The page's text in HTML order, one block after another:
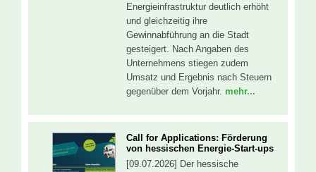
Energieinfrastruktur deutlich erhöht
und gleichzeitig ihre
Gewinnabführung an die Stadt
gesteigert. Nach Angaben des
Unternehmens stiegen zudem
Umsatz und Ergebnis nach Steuern
gegenüber dem Vorjahr. mehr...
Call for Applications: Förderung
von hessischen Energie-Start-ups
[09.07.2026] Der hessische